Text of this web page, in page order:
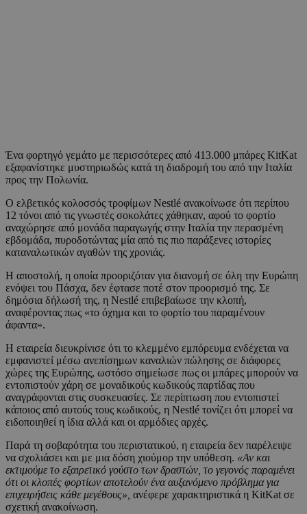
Ένα φορτηγό γεμάτο με περισσότερες από 413.000 μπάρες KitKat
εξαφανίστηκε μυστηριωδώς κατά τη διαδρομή του από την Ιταλία
προς την Πολωνία.
Ο ελβετικός κολοσσός τροφίμων Nestlé ανακοίνωσε ότι περίπου
12 τόνοι από τις γνωστές σοκολάτες χάθηκαν, αφού το φορτίο
αναχώρησε από μονάδα παραγωγής στην Ιταλία την περασμένη
εβδομάδα, πυροδοτώντας μία από τις πιο παράξενες ιστορίες
καταναλωτικών αγαθών της χρονιάς.
Η αποστολή, η οποία προοριζόταν για διανομή σε όλη την Ευρώπη
ενόψει του Πάσχα, δεν έφτασε ποτέ στον προορισμό της. Σε
δημόσια δήλωσή της, η Nestlé επιβεβαίωσε την κλοπή,
αναφέροντας πως «το όχημα και το φορτίο του παραμένουν
άφαντα».
Η εταιρεία διευκρίνισε ότι το κλεμμένο εμπόρευμα ενδέχεται να
εμφανιστεί μέσω ανεπίσημων καναλιών πώλησης σε διάφορες
χώρες της Ευρώπης, ωστόσο σημείωσε πως οι μπάρες μπορούν να
εντοπιστούν χάρη σε μοναδικούς κωδικούς παρτίδας που
αναγράφονται στις συσκευασίες. Σε περίπτωση που εντοπιστεί
κάποιος από αυτούς τους κωδικούς, η Nestlé τονίζει ότι μπορεί να
ειδοποιηθεί η ίδια αλλά και οι αρμόδιες αρχές.
Παρά τη σοβαρότητα του περιστατικού, η εταιρεία δεν παρέλειψε
να σχολιάσει και με μια δόση χιούμορ την υπόθεση. «Αν και
εκτιμούμε το εξαιρετικό γούστο των δραστών, το γεγονός παραμένει
ότι οι κλοπές φορτίων αποτελούν ένα αυξανόμενο πρόβλημα για
επιχειρήσεις κάθε μεγέθους», ανέφερε χαρακτηριστικά η KitKatσε
σχετική ανακοίνωση.